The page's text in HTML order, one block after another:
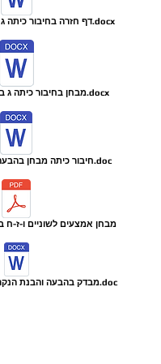
דף חזרה בחיבור כיתה ג באדיבות יעל גרינברג.docx
מבחן בחיבור כיתה ג באדיבות יעל גרינברג.docx
חיבור כיתה מבחן בהבעה באדיבות חני לוריא.doc
מבחן אמצעים לשוניים ו-ז-ח
מבדק בהבעה והבנת הנקרא באדיבות חני לוריא.doc